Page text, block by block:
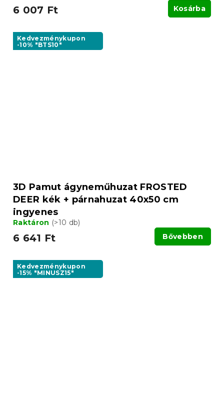
6 007 Ft Kosárba
Kedvezménykupon
-10% "BTS10"
3D Pamut ágyneműhuzat FROSTED
DEER kék + párnahuzat 40x50 cm
ingyenes
Raktáron (>10 db)
6 641 Ft Bővebben
Kedvezménykupon
-15% "MINUSZ15"